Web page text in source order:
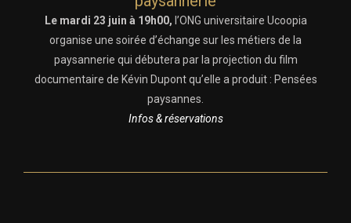
Le mardi 23 juin à 19h00, l’ONG universitaire Ucoopia
organise une soirée d’échange sur les métiers de la
paysannerie qui débutera par la projection du film
documentaire de Kévin Dupont qu’elle a produit : Pensées
paysannes.
Infos & réservations